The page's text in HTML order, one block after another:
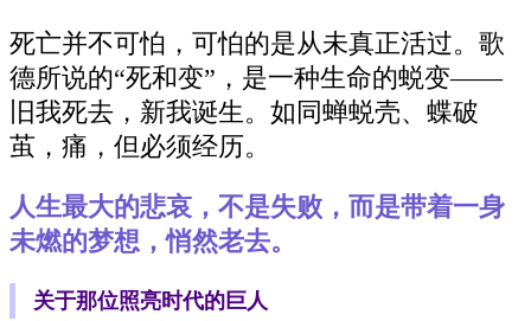
死亡并不可怕，可怕的是从未真正活过。歌
德所说的“死和变”，是一种生命的蜕变——
旧我死去，新我诞生。如同蝉蜕壳、蝶破
茧，痛，但必须经历。
人生最大的悲哀，不是失败，而是带着一身
未燃的梦想，悄然老去。
关于那位照亮时代的巨人